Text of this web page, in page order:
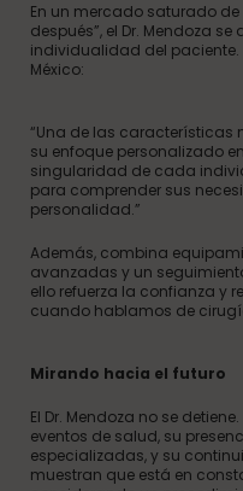
En un mercado saturado
después”, el Dr. Mendoza
individualidad del paciente.
México:
“Una de las características
su enfoque personalizado
singularidad de cada
para comprender sus
personalidad.”
Además, combina
avanzadas y un
ello refuerza la confianza y
cuando hablamos de
Mirando hacia el futuro
El Dr. Mendoza no se
eventos de salud, su
especializadas, y su
muestran que está en